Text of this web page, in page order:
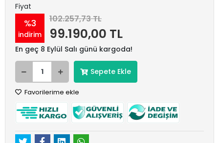
Fiyat
%3
indirim
102.257,73 TL
99.190,00 TL
En geç 8 Eylül Salı günü kargoda!
Sepete Ekle
Favorilerime ekle